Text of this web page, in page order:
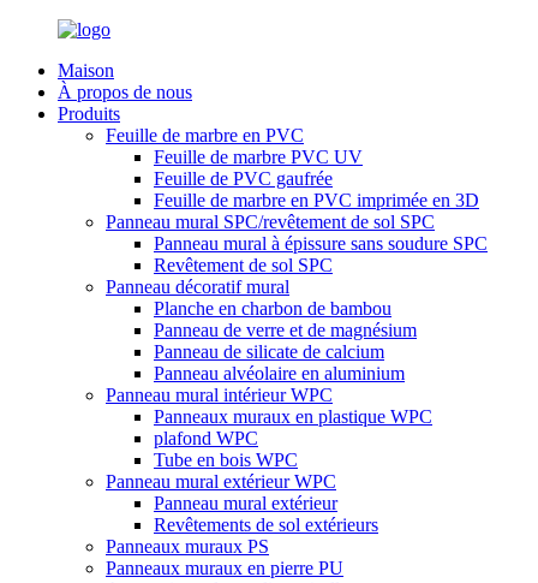
Maison
À propos de nous
Produits
Feuille de marbre en PVC
Feuille de marbre PVC UV
Feuille de PVC gaufrée
Feuille de marbre en PVC imprimée en 3D
Panneau mural SPC/revêtement de sol SPC
Panneau mural à épissure sans soudure SPC
Revêtement de sol SPC
Panneau décoratif mural
Planche en charbon de bambou
Panneau de verre et de magnésium
Panneau de silicate de calcium
Panneau alvéolaire en aluminium
Panneau mural intérieur WPC
Panneaux muraux en plastique WPC
plafond WPC
Tube en bois WPC
Panneau mural extérieur WPC
Panneau mural extérieur
Revêtements de sol extérieurs
Panneaux muraux PS
Panneaux muraux en pierre PU